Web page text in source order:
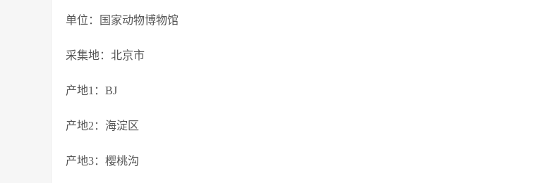
单位：国家动物博物馆
采集地：北京市
产地1：BJ
产地2：海淀区
产地3：樱桃沟